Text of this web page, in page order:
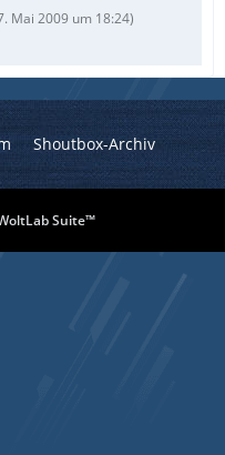
Mai 2009 um 18:24)
Shoutbox-Archiv
Suite™